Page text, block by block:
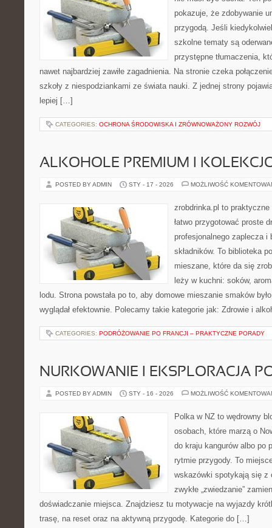
pokazuje, że zdobywanie
przygodą. Jeśli
szkolne tematy są
przystępne tłumaczenia,
nawet najbardziej zawiłe zagadnienia. Na stronie czeka
szkoły z niespodziankami ze świata nauki. Z jednej strony
lepiej […]
CATEGORIES: OCHRONA ŚRODOWISKA I ZRÓWNOWAŻONY ROZWÓJ
ALKOHOLE PREMIUM I
POSTED BY ADMIN STY - 17 - 2026 MOŻLIWOŚĆ
zrobdrinka.pl to
łatwo przygotować proste
profesjonalnego zaplecza i
składników. To biblioteka
mieszane, które da się
leży w kuchni: soków,
lodu. Strona powstała po to, aby domowe mieszanie smaków
wyglądał efektownie. Polecamy takie kategorie jak: Zdrowie i
CATEGORIES: PODRÓŻOWANIE PO FRANCJI – PRAKTYCZNE PORADY
NURKOWANIE I EKSPLORACJA
POSTED BY ADMIN STY - 16 - 2026 MOŻLIWOŚĆ
Polka w NZ to wędrowny
osobach, które marzą o
do kraju kangurów albo po
rytmie przygody. To
wskazówki spotykają się z
zwykłe „zwiedzanie”
doświadczanie miejsca. Znajdziesz tu motywacje na wyjazdy
trasę, na reset oraz na aktywną przygodę. Kategorie do […]